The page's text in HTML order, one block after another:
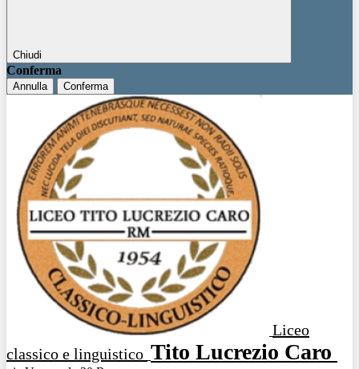
Chiudi
Conferma
Annulla Conferma
Liceo
classico e linguistico Tito Lucrezio Caro